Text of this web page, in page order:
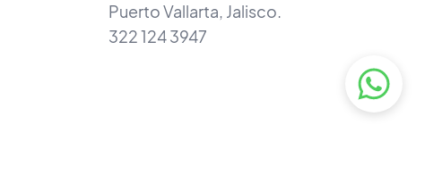
Puerto Vallarta, Jalisco.
322 124 3947